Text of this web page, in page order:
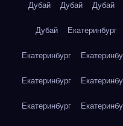
Дубай Дубай Дубай
Дубай Екатеринбург
Екатеринбург
Екатеринбург
Екатеринбург